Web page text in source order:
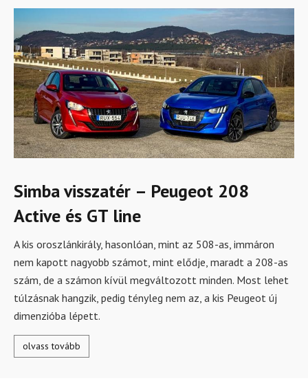
Simba visszatér – Peugeot 208
Active és GT line
A kis oroszlánkirály, hasonlóan, mint az 508-as, immáron
nem kapott nagyobb számot, mint elődje, maradt a 208-as
szám, de a számon kívül megváltozott minden. Most lehet
túlzásnak hangzik, pedig tényleg nem az, a kis Peugeot új
dimenzióba lépett.
olvass tovább